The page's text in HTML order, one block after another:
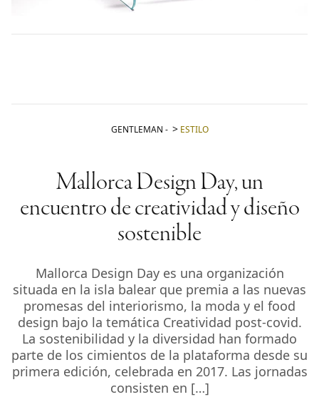
GENTLEMAN - ESTILO
Mallorca Design Day, un
encuentro de creatividad y diseño
sostenible
Mallorca Design Day es una organización
situada en la isla balear que premia a las nuevas
promesas del interiorismo, la moda y el food
design bajo la temática Creatividad post-covid.
La sostenibilidad y la diversidad han formado
parte de los cimientos de la plataforma desde su
primera edición, celebrada en 2017. Las jornadas
consisten en […]